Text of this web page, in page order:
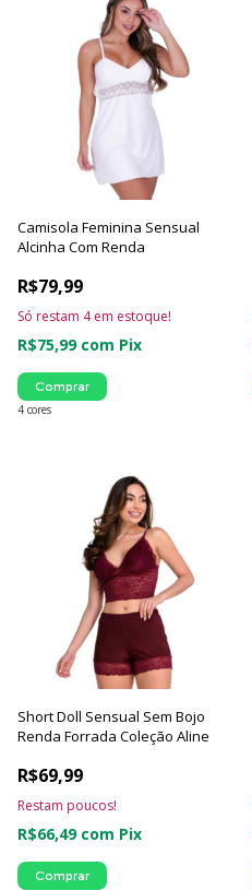
Camisola Feminina Sensual
Alcinha Com Renda
R$79,99
R$75,99 com Pix
Só restam 4em estoque!
4 cores
Comprar
Short Doll Sensual Sem Bojo
Renda Forrada Coleção Aline
R$69,99
R$66,49 com Pix
Restam poucos!
Comprar